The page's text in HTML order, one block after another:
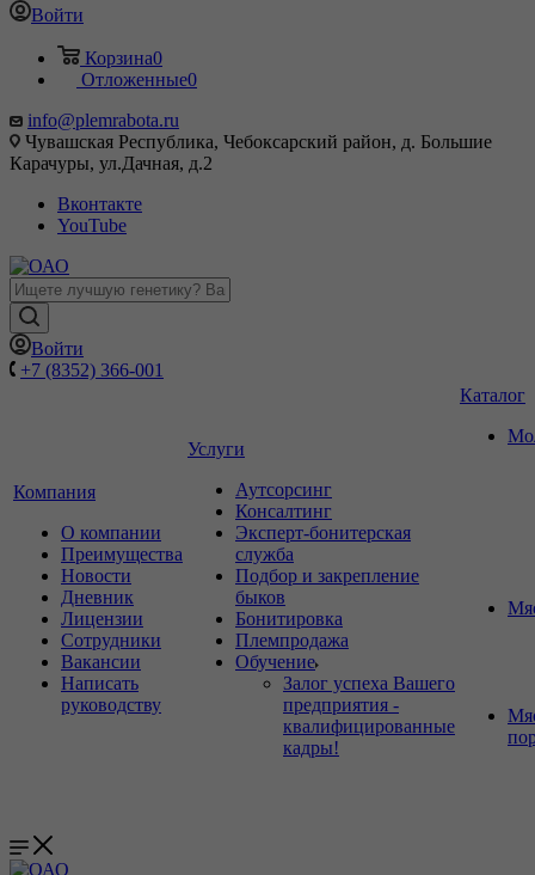
Войти
Корзина0
Отложенные0
info@plemrabota.ru
Чувашская Республика, Чебоксарский район, д. Большие
Карачуры, ул.Дачная, д.2
Вконтакте
YouTube
Войти
+7 (8352) 366-001
Компания
О компании
Преимущества
Новости
Дневник
Лицензии
Сотрудники
Вакансии
Написать
руководству
Услуги
Аутсорсинг
Консалтинг
Эксперт-бонитерская
служба
Подбор и закрепление
быков
Бонитировка
Племпродажа
Обучение
Залог успеха Вашего
предприятия -
квалифицированные
кадры!
Каталог